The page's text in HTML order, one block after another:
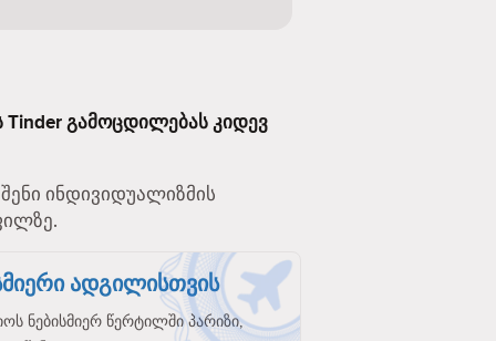
Tinder გამოცდილებას კიდევ
ინდივიდუალიზმის
ადგილისთვის
ნებისმიერ წერტილში პარიზი,